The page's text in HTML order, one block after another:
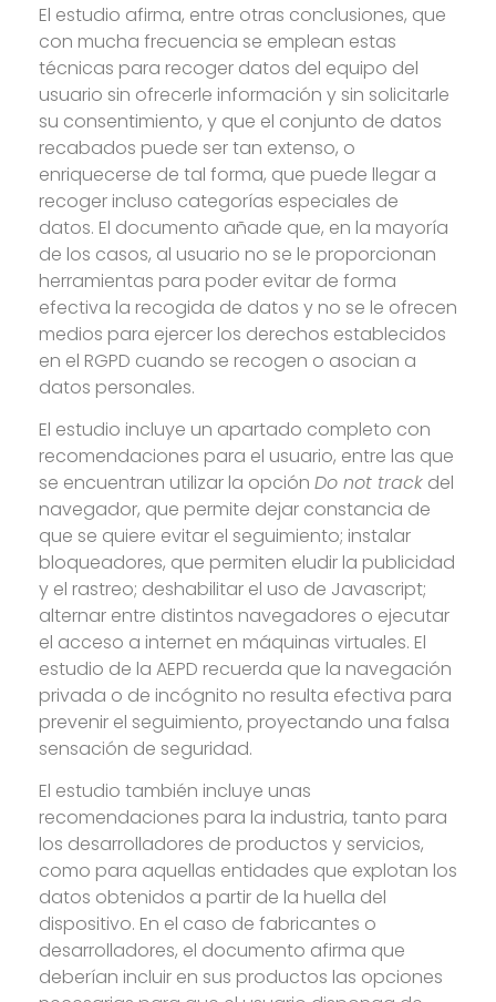
El estudio afirma, entre otras conclusiones, que
con mucha frecuencia se emplean estas
técnicas para recoger datos del equipo del
usuario sin ofrecerle información y sin solicitarle
su consentimiento, y que el conjunto de datos
recabados puede ser tan extenso, o
enriquecerse de tal forma, que puede llegar a
recoger incluso categorías especiales de
datos. El documento añade que, en la mayoría
de los casos, al usuario no se le proporcionan
herramientas para poder evitar de forma
efectiva la recogida de datos y no se le ofrecen
medios para ejercer los derechos establecidos
en el RGPD cuando se recogen o asocian a
datos personales.
El estudio incluye un apartado completo con
recomendaciones para el usuario, entre las que
se encuentran utilizar la opción Do not track del
navegador, que permite dejar constancia de
que se quiere evitar el seguimiento; instalar
bloqueadores, que permiten eludir la publicidad
y el rastreo; deshabilitar el uso de Javascript;
alternar entre distintos navegadores o ejecutar
el acceso a internet en máquinas virtuales. El
estudio de la AEPD recuerda que la navegación
privada o de incógnito no resulta efectiva para
prevenir el seguimiento, proyectando una falsa
sensación de seguridad.
El estudio también incluye unas
recomendaciones para la industria, tanto para
los desarrolladores de productos y servicios,
como para aquellas entidades que explotan los
datos obtenidos a partir de la huella del
dispositivo. En el caso de fabricantes o
desarrolladores, el documento afirma que
deberían incluir en sus productos las opciones